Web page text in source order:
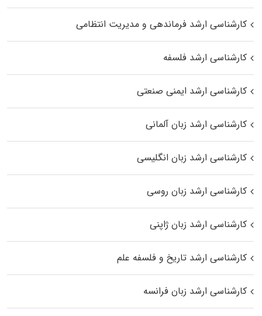
کارشناسی ارشد فرماندهی و مدیریت انتظامی
کارشناسی ارشد فلسفه
کارشناسی ارشد ایمنی صنعتی
کارشناسی ارشد زبان آلمانی
کارشناسی ارشد زبان انگلیسی
کارشناسی ارشد زبان روسی
کارشناسی ارشد زبان ژاپنی
کارشناسی ارشد تاریخ و فلسفه علم
کارشناسی ارشد زبان فرانسه